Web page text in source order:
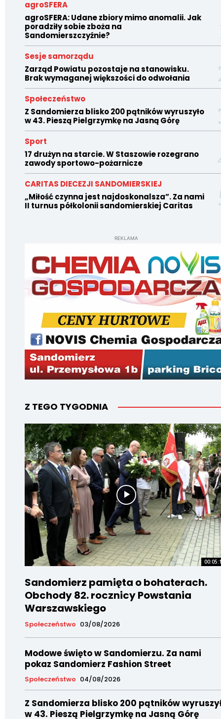
agroSFERA
agroSFERA: Udane zbiory mimo anomalii. Jak
poradziły sobie zboża na
Sandomierszczyźnie?
Sesje samorządu
Zarząd Powiatu pozostaje na stanowisku.
Brak wymaganej większości do odwołania
Społeczeństwo
Z Sandomierza blisko 200 pątników wyruszyło
w 43. Pieszą Pielgrzymkę na Jasną Górę
Sport
17 drużyn na starcie. W Staszowie rozegrano
zawody sportowo-pożarnicze
CARITAS DIECEZJI SANDOMIERSKIEJ
„Miłość czynna jest najdoskonalsza”. Za nami
II turnus półkolonii sandomierskiej Caritas
REKLAMA
Z TEGO TYGODNIA
Sandomierz pamięta o bohaterach.
Obchody 82. rocznicy Powstania
Warszawskiego
Społeczeństwo 03/08/2026
Modowe święto w Sandomierzu. Za nami
pokaz Sandomierz Fashion Street
Społeczeństwo 04/08/2026
Z Sandomierza blisko 200 pątników
w 43. Pieszą Pielgrzymkę na Jasną Górę